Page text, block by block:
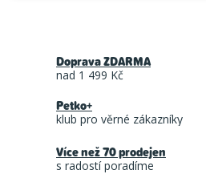
Doprava ZDARMA
nad 1 499 Kč
Petko+
klub pro věrné zákazníky
Více než 70 prodejen
s radostí poradíme